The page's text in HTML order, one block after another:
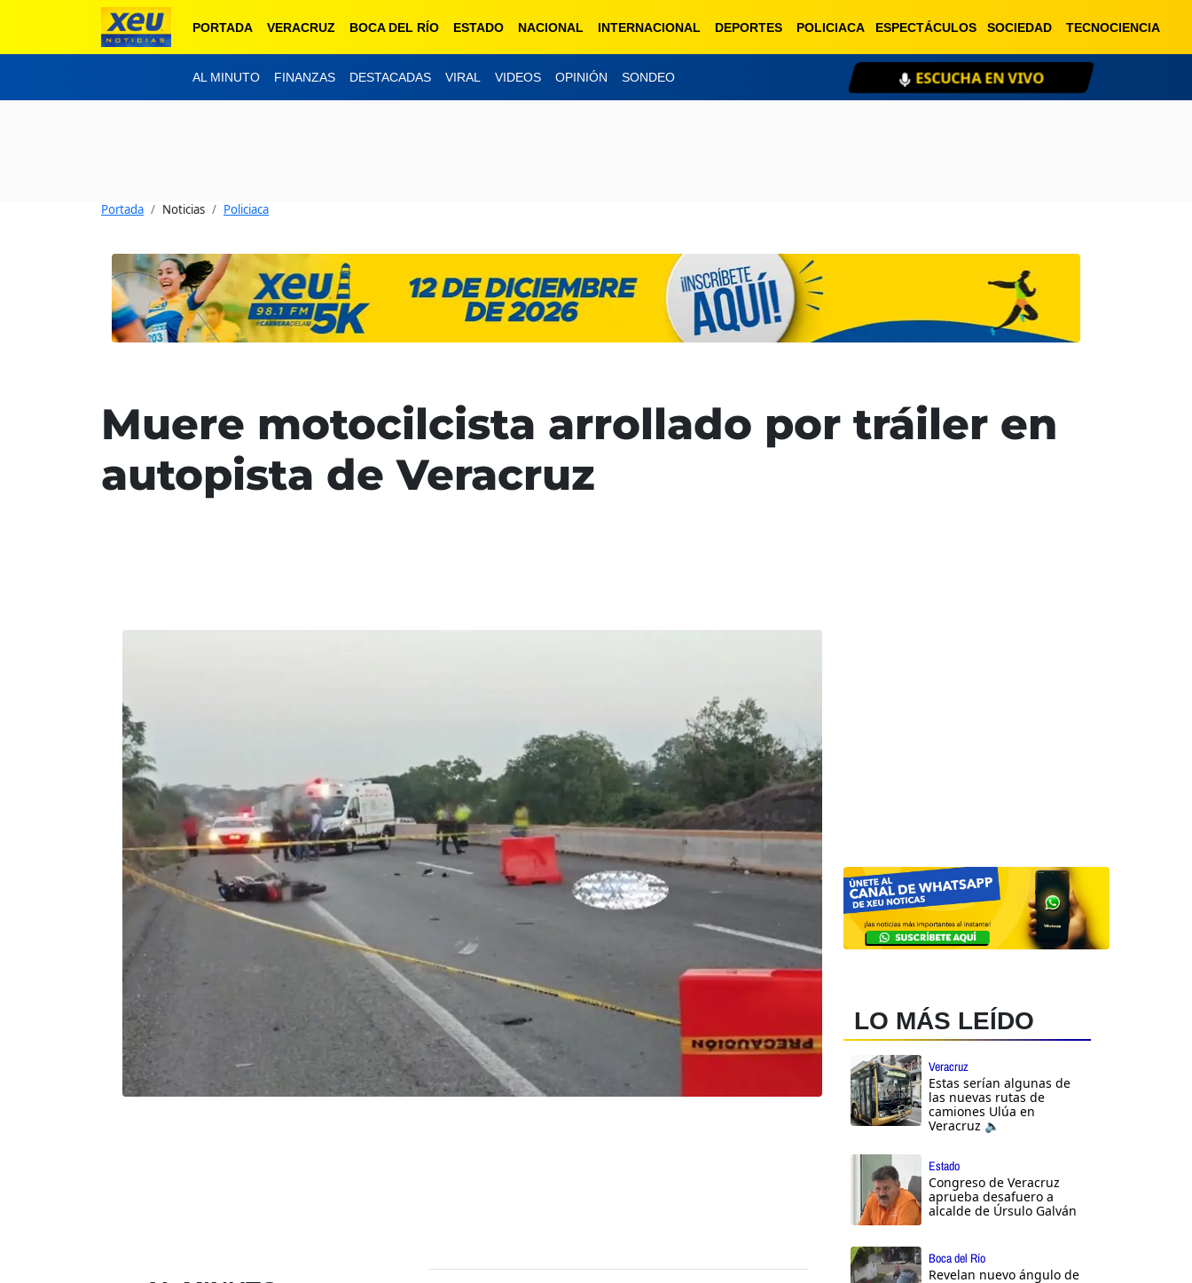
PORTADA VERACRUZ BOCA DEL RÍO ESTADO NACIONAL INTERNACIONAL DEPORTES POLICIACA ESPECTÁCULOS SOCIEDAD TECNOCIENCIA
AL MINUTO FINANZAS DESTACADAS VIRAL VIDEOS OPINIÓN SONDEO ESCUCHA EN VIVO
Portada Noticias Policiaca
Muere motocilcista arrollado por tráiler en
autopista de Veracruz
LO MÁS LEÍDO
Veracruz
Estas serían algunas de
las nuevas rutas de
camiones Ulúa en
Veracruz 🔈
Estado
Congreso de Veracruz
aprueba desafuero a
alcalde de Úrsulo Galván
Boca del Río
Revelan nuevo ángulo de